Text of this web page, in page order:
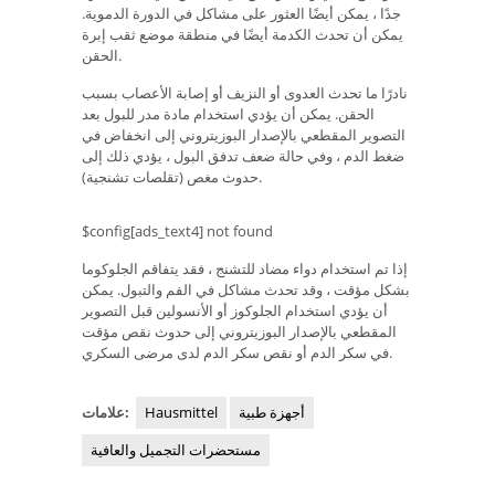
جدًا ، يمكن أيضًا العثور على مشاكل في الدورة الدموية.
يمكن أن تحدث الكدمة أيضًا في منطقة موضع ثقب إبرة
الحقن.
نادرًا ما تحدث العدوى أو النزيف أو إصابة الأعصاب بسبب
الحقن. يمكن أن يؤدي استخدام مادة مدر للبول بعد
التصوير المقطعي بالإصدار البوزيتروني إلى انخفاض في
ضغط الدم ، وفي حالة ضعف تدفق البول ، يؤدي ذلك إلى
حدوث مغص (تقلصات تشنجية).
$config[ads_text4] not found
إذا تم استخدام دواء مضاد للتشنج ، فقد يتفاقم الجلوكوما
بشكل مؤقت ، وقد تحدث مشاكل في الفم والتبول. يمكن
أن يؤدي استخدام الجلوكوز أو الأنسولين قبل التصوير
المقطعي بالإصدار البوزيتروني إلى حدوث نقص مؤقت
في سكر الدم أو نقص سكر الدم لدى مرضى السكري.
علامات: Hausmittel
أجهزة طبية
مستحضرات التجميل والعافية